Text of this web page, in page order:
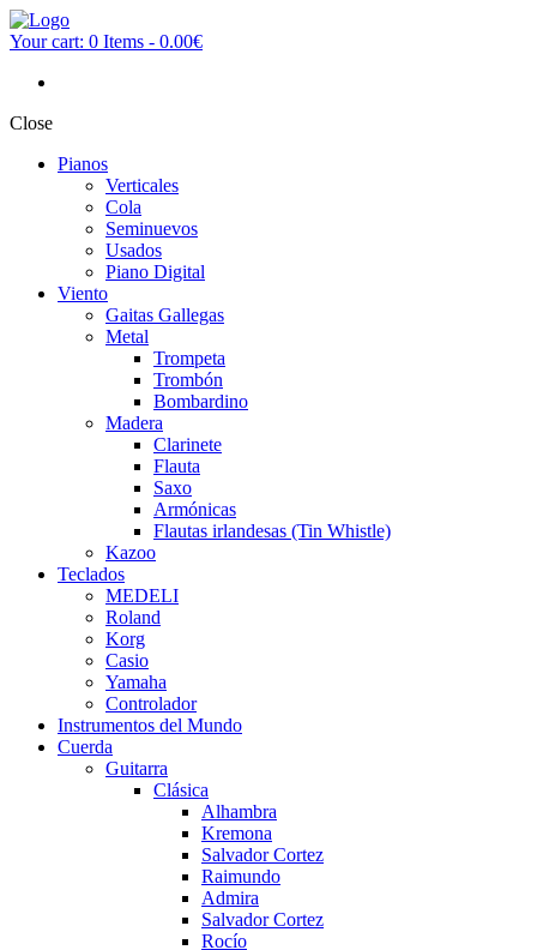
Your cart: 0 Items - 0.00€
Close
Pianos
Verticales
Cola
Seminuevos
Usados
Piano Digital
Viento
Gaitas Gallegas
Metal
Trompeta
Trombón
Bombardino
Madera
Clarinete
Flauta
Saxo
Armónicas
Flautas irlandesas (Tin Whistle)
Kazoo
Teclados
MEDELI
Roland
Korg
Casio
Yamaha
Controlador
Instrumentos del Mundo
Cuerda
Guitarra
Clásica
Alhambra
Kremona
Salvador Cortez
Raimundo
Admira
Salvador Cortez
Rocío